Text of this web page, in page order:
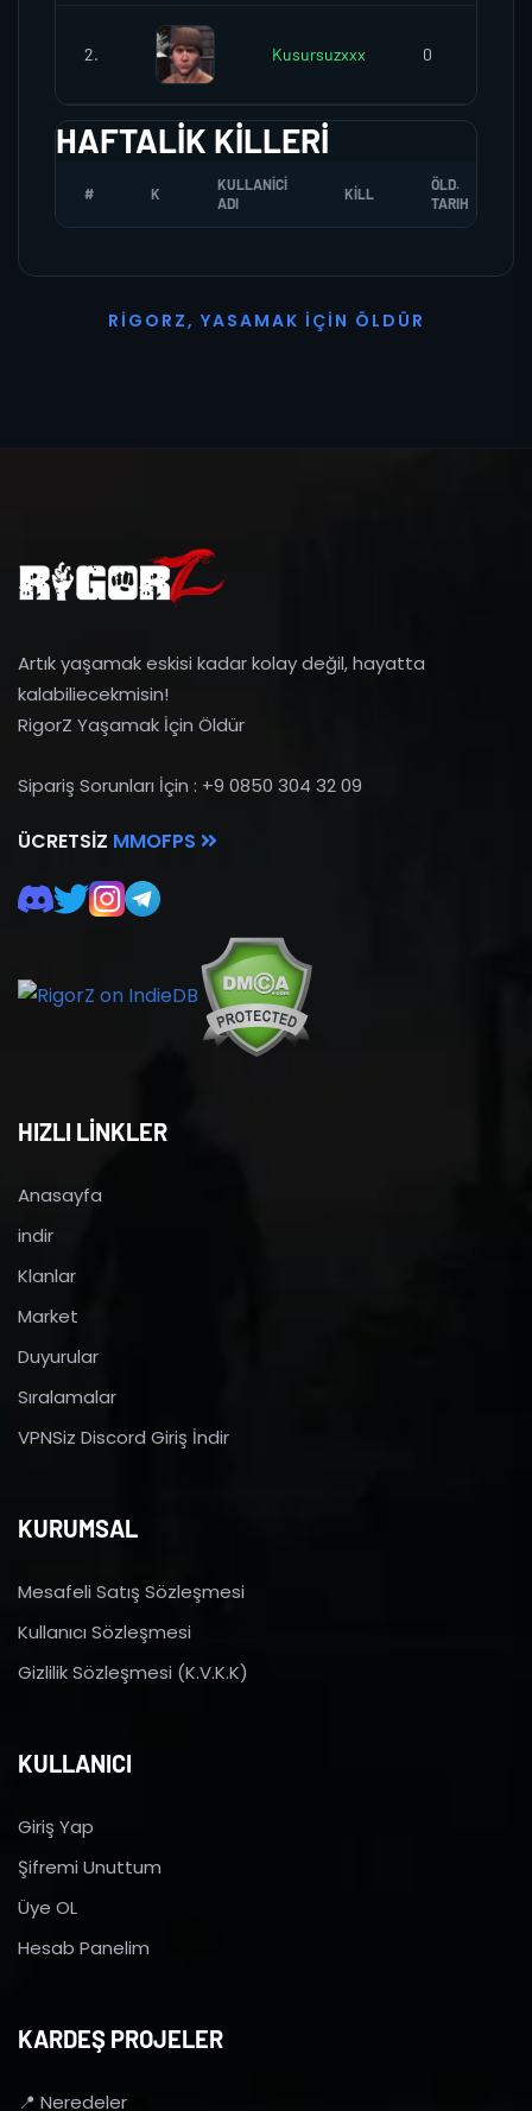
2. Kusursuzxxx 0
HAFTALIK KILLERI
# K
KULLANICI
ADI
KILL
ÖLD.
TARIH
R I G O R Z, YASAMAK İ ÇI N Ö L D Ü R
Artık yaşamak eskisi kadar kolay değil, hayatta
kalabiliecekmisin!
RigorZ Yaşamak İçin Öldür
Sipariş Sorunları İçin : +9 0850 304 32 09
ÜCRETSIZ MMOFPS
HIZLI LİNKLER
Anasayfa
indir
Klanlar
Market
Duyurular
Sıralamalar
VPNSiz Discord Giriş İndir
KURUMSAL
Mesafeli Satış Sözleşmesi
Kullanıcı Sözleşmesi
Gizlilik Sözleşmesi (K.V.K.K)
KULLANICI
Giriş Yap
Şifremi Unuttum
Üye OL
Hesab Panelim
KARDEŞ PROJELER
📍 Neredeler